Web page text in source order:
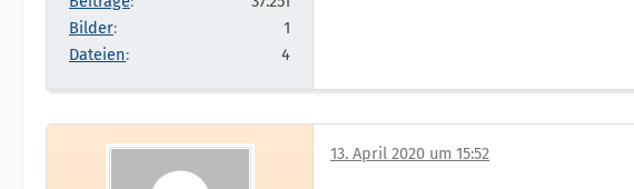
Bilder
1
Dateien
4
13. April 2020 um 15:52